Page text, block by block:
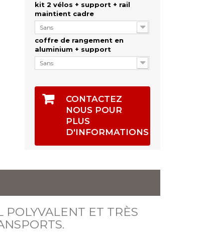
kit 2 vélos + support + rail
maintient cadre
Sans
coffre de rangement en
aluminium + support
Sans
CONTACTEZ
NOUS POUR
PLUS
D'INFORMATIONS
ET TRÈS